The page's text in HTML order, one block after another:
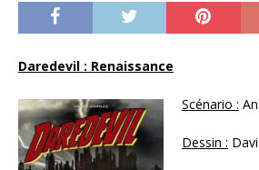
Daredevil : Renaissance
Scénario :
Dessin :